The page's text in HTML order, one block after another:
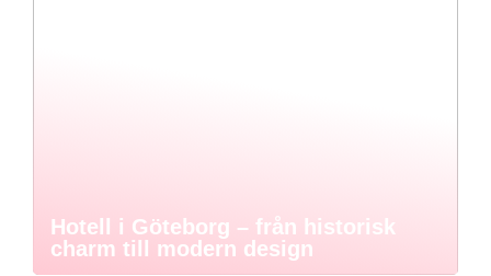
Hotell i Göteborg – från historisk
charm till modern design